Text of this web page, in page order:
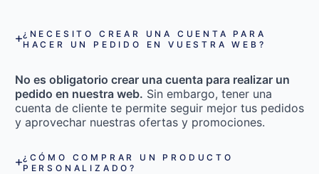
¿NECESITO CREAR UNA CUENTA PARA
HACER UN PEDIDO EN VUESTRA WEB?
No es obligatorio crear una cuenta para realizar un
pedido en nuestra web. Sin embargo, tener una
cuenta de cliente te permite seguir mejor tus pedidos
y aprovechar nuestras ofertas y promociones.
¿CÓMO COMPRAR UN PRODUCTO
PERSONALIZADO?